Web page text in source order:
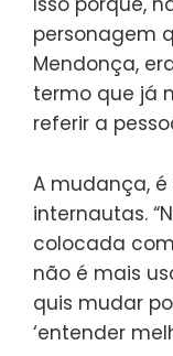
personagem
Mendonça,
termo que já
referir a
A mudança,
internautas.
colocada
não é mais
quis mudar
‘entender